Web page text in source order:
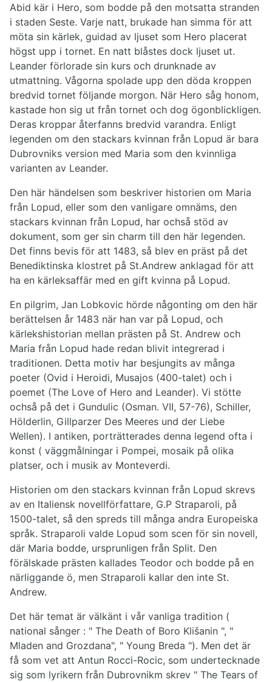
Abid kär i Hero, som bodde på den motsatta stranden
i staden Seste. Varje natt, brukade han simma för att
möta sin kärlek, guidad av ljuset som Hero placerat
högst upp i tornet. En natt blåstes dock ljuset ut.
Leander förlorade sin kurs och drunknade av
utmattning. Vågorna spolade upp den döda kroppen
bredvid tornet följande morgon. När Hero såg honom,
kastade hon sig ut från tornet och dog ögonblickligen.
Deras kroppar återfanns bredvid varandra. Enligt
legenden om den stackars kvinnan från Lopud är bara
Dubrovniks version med Maria som den kvinnliga
varianten av Leander.
Den här händelsen som beskriver historien om Maria
från Lopud, eller som den vanligare omnäms, den
stackars kvinnan från Lopud, har ochså stöd av
dokument, som ger sin charm till den här legenden.
Det finns bevis för att 1483, så blev en präst på det
Benediktinska klostret på St.Andrew anklagad för att
ha en kärleksaffär med en gift kvinna på Lopud.
En pilgrim, Jan Lobkovic hörde någonting om den här
berättelsen år 1483 när han var på Lopud, och
kärlekshistorian mellan prästen på St. Andrew och
Maria från Lopud hade redan blivit integrerad i
traditionen. Detta motiv har besjungits av många
poeter (Ovid i Heroidi, Musajos (400-talet) och i
poemet (The Love of Hero and Leander). Vi stötte
ochså på det i Gundulic (Osman. VII, 57-76), Schiller,
Hölderlin, Gillparzer Des Meeres und der Liebe
Wellen). I antiken, porträtterades denna legend ofta i
konst ( väggmålningar i Pompei, mosaik på olika
platser, och i musik av Monteverdi.
Historien om den stackars kvinnan från Lopud skrevs
av en Italiensk novellförfattare, G.P Straparoli, på
1500-talet, så den spreds till många andra Europeiska
språk. Straparoli valde Lopud som scen för sin novell,
där Maria bodde, ursprunligen från Split. Den
förälskade prästen kallades Teodor och bodde på en
närliggande ö, men Straparoli kallar den inte St.
Andrew.
Det här temat är välkänt i vår vanliga tradition (
national sånger : " The Death of Boro Klišanin ", "
Mladen and Grozdana", " Young Breda "). Men det är
få som vet att Antun Rocci-Rocic, som undertecknade
sig som lyrikern från Dubrovnikm skrev " The Tears of